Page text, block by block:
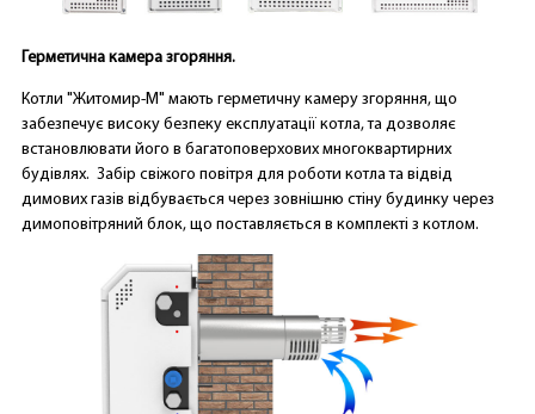
Герметична камера згоряння.
Котли "Житомир-М" мають герметичну камеру згоряння, що
забезпечує високу безпеку експлуатації котла, та дозволяє
встановлювати його в багатоповерхових многоквартирних
будівлях. Забір свіжого повітря для роботи котла та відвід
димових газів відбувається через зовнішню стіну будинку через
димоповітряний блок, що поставляється в комплекті з котлом.